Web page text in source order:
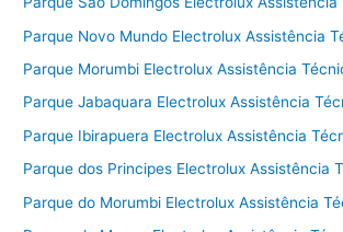
Parque Novo Mundo Electrolux Assistência
Parque Morumbi Electrolux Assistência
Parque Jabaquara Electrolux Assistência
Parque Ibirapuera Electrolux Assistência
Parque dos Principes Electrolux Assistência
Parque do Morumbi Electrolux Assistência